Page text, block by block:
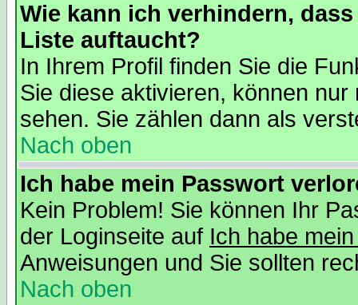
Wie kann ich verhindern,
Liste auftaucht?
In Ihrem Profil finden Sie die
Sie diese aktivieren, können
sehen. Sie zählen dann als
Nach oben
Ich habe mein Passwort
Kein Problem! Sie können Ihr
der Loginseite auf Ich habe
Anweisungen und Sie sollten
Nach oben